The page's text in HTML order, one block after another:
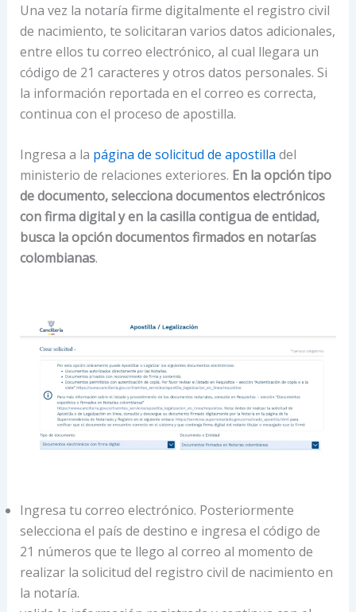
Una vez la notaría firme digitalmente el registro civil
de nacimiento, te solicitaran varios datos adicionales,
entre ellos tu correo electrónico, al cual llegara un
código de 21 caracteres y otros datos personales. Si
la información reportada en el correo es correcta,
continua con el proceso de apostilla.
Ingresa a la página de solicitud de apostilla del
ministerio de relaciones exteriores. En la opción tipo
de documento, selecciona documentos electrónicos
con firma digital y en la casilla contigua de entidad,
busca la opción documentos firmados en notarías
colombianas.
Ingresa tu correo electrónico. Posteriormente
selecciona el país de destino e ingresa el código de
21 números que te llego al correo al momento de
realizar la solicitud del registro civil de nacimiento en
la notaría.